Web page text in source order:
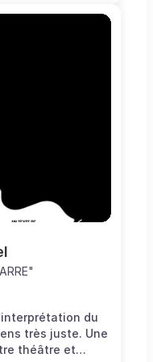
de Turing), déjà
célèbre roman de
version,
la fin du XIXᵉ
des secrets du
danger et
populaire,
la beauté
vertige. Une
amoureux, une
prêt à tout… et,
qui hante les
nominations
2026,
et Meilleure
du
très juste. Une
théâtre et